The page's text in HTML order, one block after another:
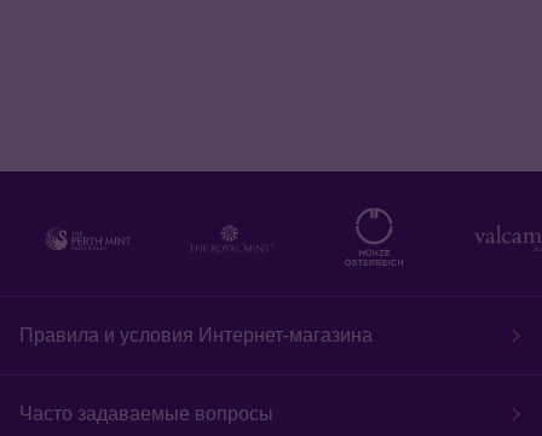
Правила и условия Интернет-магазина
Часто задаваемые вопросы